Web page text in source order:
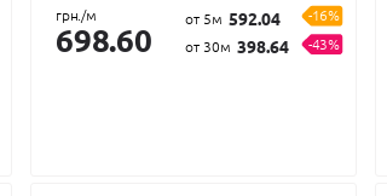
грн./м
698.60
от 5м 592.04
-16%
от 30м 398.64 -43%